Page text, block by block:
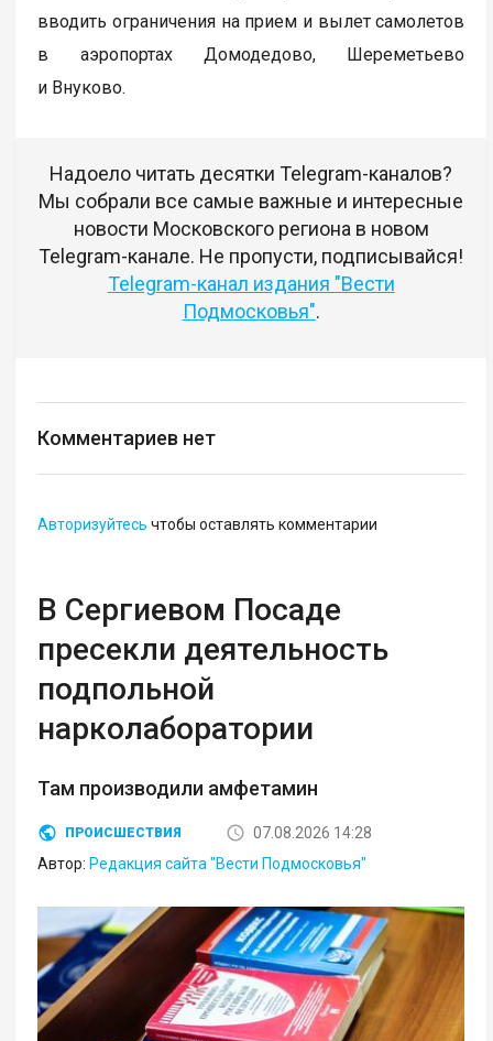
вводить ограничения на прием и вылет самолетов
в аэропортах Домодедово, Шереметьево
и Внуково.
Надоело читать десятки Telegram-каналов?
Мы собрали все самые важные и интересные
новости Московского региона в новом
Telegram-канале. Не пропусти, подписывайся!
Telegram-канал издания "Вести
Подмосковья".
Комментариев нет
Авторизуйтесь чтобы оставлять комментарии
В Сергиевом Посаде
пресекли деятельность
подпольной
нарколаборатории
Там производили амфетамин
ПРОИСШЕСТВИЯ
07.08.2026 14:28
Автор: Редакция сайта "Вести Подмосковья"